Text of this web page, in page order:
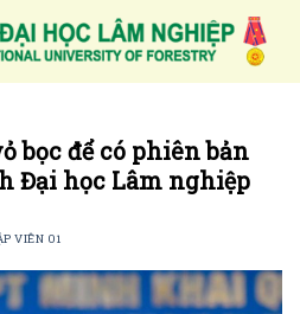
bọc để có phiên bản
Đại học Lâm nghiệp
VIÊN 01